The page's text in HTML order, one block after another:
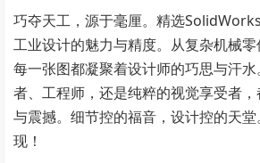
巧夺天工，源于毫厘。精选
工业设计的魅力与精度。从复杂机械零
每一张图都凝聚着设计师的巧思与汗
者、工程师，还是纯粹的视觉享受者
与震撼。细节控的福音，设计控的天
现！